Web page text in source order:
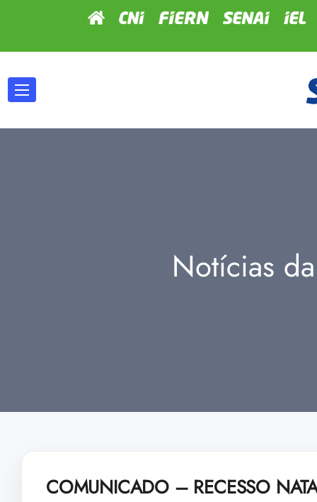
Notícias
COMUNICADO – RECESSO